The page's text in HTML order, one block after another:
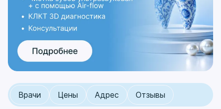
Врачи Цены Адрес Отзывы